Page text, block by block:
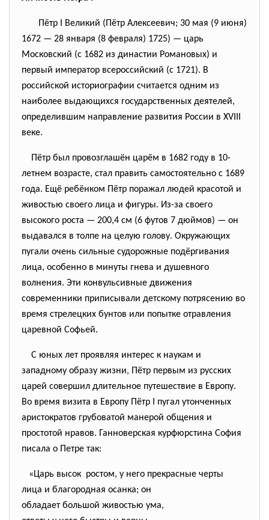
Пётр I Великий (Пётр Алексеевич; 30 мая (9 июня)
1672 — 28 января (8 февраля) 1725) — царь
Московский (с 1682 из династии Романовых) и
первый император всероссийский (с 1721). В
российской историографии считается одним из
наиболее выдающихся государственных деятелей,
определившим направление развития России в XVIII
веке.
Пётр был провозглашён царём в 1682 году в 10-
летнем возрасте, стал править самостоятельно с 1689
года. Ещё ребёнком Пётр поражал людей красотой и
живостью своего лица и фигуры. Из-за своего
высокого роста — 200,4 см (6 футов 7 дюймов) — он
выдавался в толпе на целую голову. Окружающих
пугали очень сильные судорожные подёргивания
лица, особенно в минуты гнева и душевного
волнения. Эти конвульсивные движения
современники приписывали детскому потрясению во
время стрелецких бунтов или попытке отравления
царевной Софьей.
С юных лет проявляя интерес к наукам и
западному образу жизни, Пётр первым из русских
царей совершил длительное путешествие в Европу.
Во время визита в Европу Пётр I пугал утонченных
аристократов грубоватой манерой общения и
простотой нравов. Ганноверская курфюрстина София
писала о Петре так:
«Царь высок ростом, у него прекрасные черты
лица и благородная осанка; он
обладает большой живостью ума,